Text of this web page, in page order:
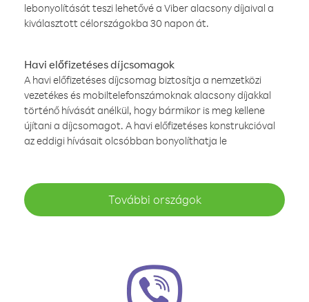
lebonyolítását teszi lehetővé a Viber alacsony díjaival a
kiválasztott célországokba 30 napon át.
Havi előfizetéses díjcsomagok
A havi előfizetéses díjcsomag biztosítja a nemzetközi
vezetékes és mobiltelefonszámoknak alacsony díjakkal
történő hívását anélkül, hogy bármikor is meg kellene
újítani a díjcsomagot. A havi előfizetéses konstrukcióval
az eddigi hívásait olcsóbban bonyolíthatja le
További országok